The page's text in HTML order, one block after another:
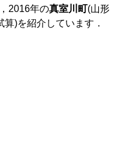
2016年の真室川町(山形
)を紹介しています．